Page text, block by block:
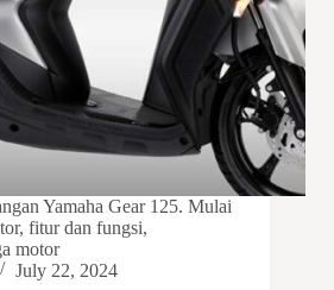
Yamaha Gear 125. Mulai
fitur dan fungsi,
motor
July 22, 2024